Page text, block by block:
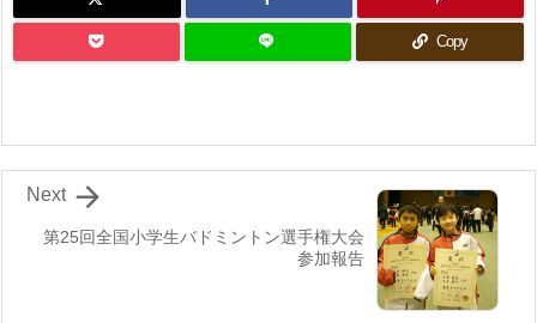
Copy
第25回全国小学生バドミントン選手権大会​
参加報告

Next